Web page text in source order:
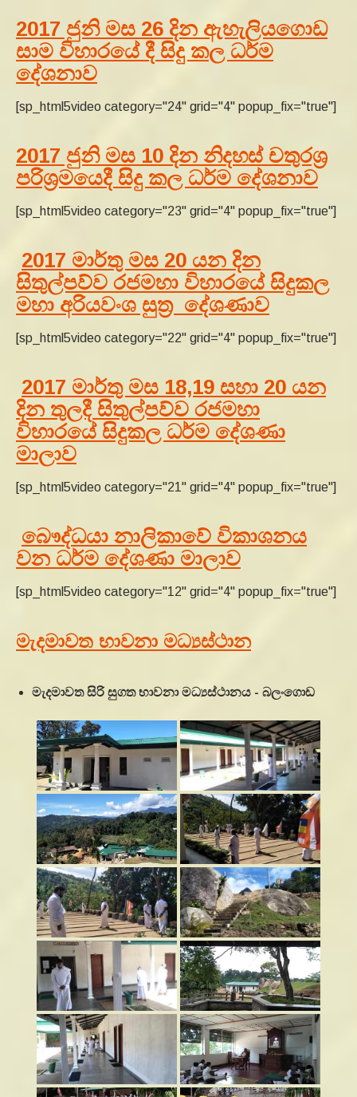
2017 ජුනි මස 26 දින ඇහැලියගොඩ
සාම විහාරයේ දී සිදු කල ධර්ම
දේශනාව
[sp_html5video category="24" grid="4" popup_fix="true"]
2017 ජුනි මස 10 දින නිදහස් චතුරශ්‍ර
පරිශ්‍රමයෙදී සිදු කල ධර්ම දේශනාව
[sp_html5video category="23" grid="4" popup_fix="true"]
2017 මාර්තු මස 20 යන දින
සිතුල්පව්ව රජමහා විහාරයේ සිදුකල
මහා අරියවංශ සුත්‍ර දේශණාව
[sp_html5video category="22" grid="4" popup_fix="true"]
2017 මාර්තු මස 18,19 සහා 20 යන
දින තුලදී සිතුල්පව්ව රජමහා
විහාරයේ සිදුකල ධර්ම දේශණා
මාලාව
[sp_html5video category="21" grid="4" popup_fix="true"]
බෞද්ධයා නාලිකාවේ විකාශනය
වන ධර්ම දේශණා මාලාව
[sp_html5video category="12" grid="4" popup_fix="true"]
මැදමාවත භාවනා මධ්‍යස්ථාන
මැදමාවත සිරි සුගත භාවනා මධ්‍යස්ථානය - බලංගොඩ